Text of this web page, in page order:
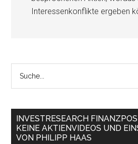
Interessenkonflikte ergeben
INVESTRESEARCH
KEINE AKTIENVIDEOS UND
VON PHILIPP HAAS